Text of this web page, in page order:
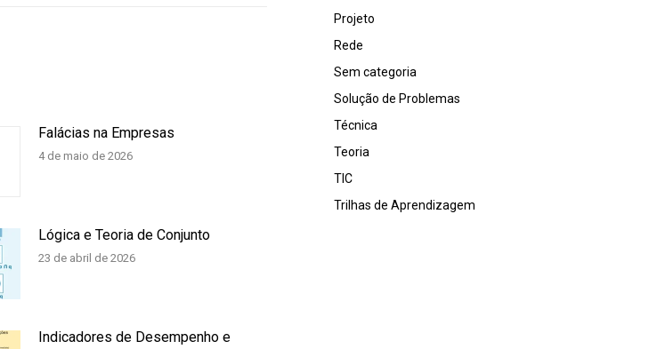
Falácias na Empresas
4 de maio de 2026
Lógica e Teoria de Conjunto
23 de abril de 2026
Indicadores de Desempenho e
Projeto
Rede
Sem categoria
Solução de Problemas
Técnica
Teoria
TIC
Trilhas de Aprendizagem